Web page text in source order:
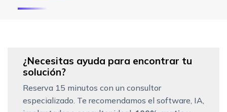
¿Necesitas ayuda para encontrar tu
solución?
Reserva 15 minutos con un consultor
especializado. Te recomendamos el software, IA,